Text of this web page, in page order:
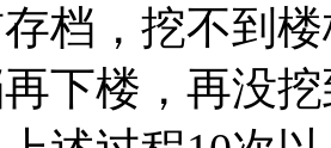
档，挖不到
下楼，再没